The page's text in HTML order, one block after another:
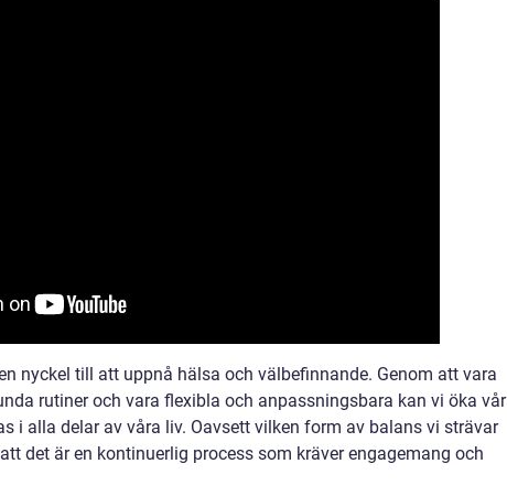
nyckel till att uppnå hälsa och välbefinnande. Genom att vara
rutiner och vara flexibla och anpassningsbara kan vi öka vår
i alla delar av våra liv. Oavsett vilken form av balans vi strävar
det är en kontinuerlig process som kräver engagemang och